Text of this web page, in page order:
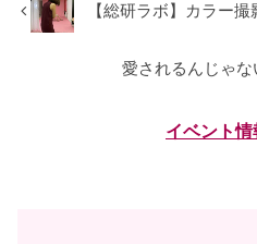
【総研ラボ】カラー
愛されるんじゃな
イベント